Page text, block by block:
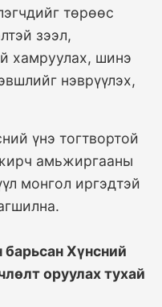
төрөөс
зээл,
хамруулах, шинэ
нэврүүлэх,
үнэ тогтвортой
амьжиргааны
монгол иргэдтэй
Хүнсний
оруулах тухай